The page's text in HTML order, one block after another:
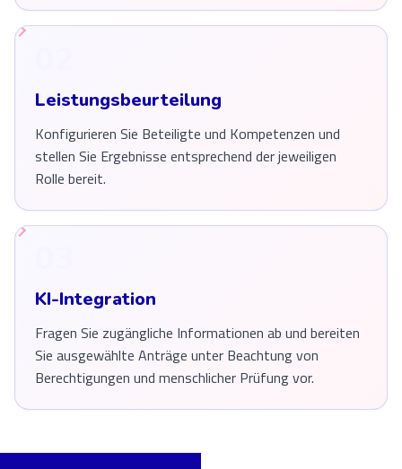
Leistungsbeurteilung
Konfigurieren Sie Beteiligte und Kompetenzen und
stellen Sie Ergebnisse entsprechend der jeweiligen
Rolle bereit.
KI-Integration
Fragen Sie zugängliche Informationen ab und bereiten
Sie ausgewählte Anträge unter Beachtung von
Berechtigungen und menschlicher Prüfung vor.